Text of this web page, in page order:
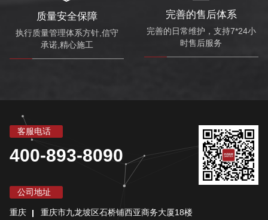
质量安全保障
执行质量管理体系方针,信守
承诺,精心施工
完善的售后体系
完善的日常维护，支持7*24小
时售后服务
客服电话
400-893-8090
公司地址
重庆市九龙坡区石桥铺西亚商务大厦18楼
重庆